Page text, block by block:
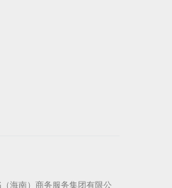
海南）商务服务集团有限公